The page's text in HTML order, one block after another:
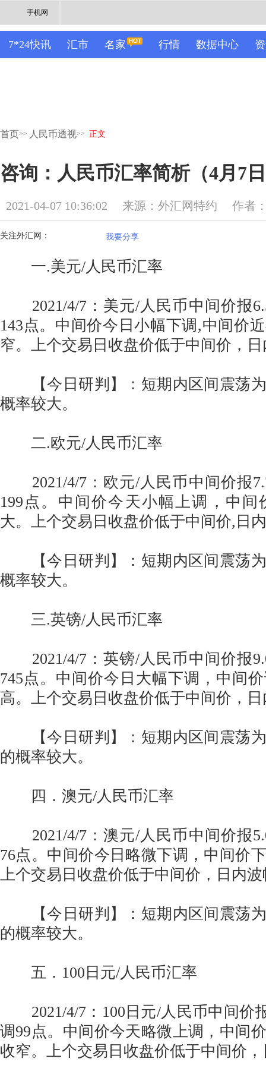
手机网
7*24快讯 汇市 名家 行情 数据中心
首页>> 人民币透视>> 正文
咨询：人民币汇率简析（4月7
2021-04-07 10:36:02 来源：外汇网特约 作者
关注外汇网： 我要分享
一.美元/人民币汇率
2021/4/7：美元/人民币中间价报
143点。中间价今日小幅下调,中间价
窄。上个交易日收盘价低于中间价，
【今日研判】：短期内区间震荡为
概率较大。
二.欧元/人民币汇率
2021/4/7：欧元/人民币中间价报
199点。中间价今天小幅上调，中间
大。上个交易日收盘价低于中间价,日
【今日研判】：短期内区间震荡为
概率较大。
三.英镑/人民币汇率
2021/4/7：英镑/人民币中间价报
745点。中间价今日大幅下调，中间
高。上个交易日收盘价低于中间价，
【今日研判】：短期内区间震荡为
的概率较大。
四．澳元/人民币汇率
2021/4/7：澳元/人民币中间价报
76点。中间价今日略微下调，中间价
上个交易日收盘价低于中间价，日内
【今日研判】：短期内区间震荡为
的概率较大。
五．100日元/人民币汇率
2021/4/7：100日元/人民币中间价
调99点。中间价今天略微上调，中间
收窄。上个交易日收盘价低于中间价